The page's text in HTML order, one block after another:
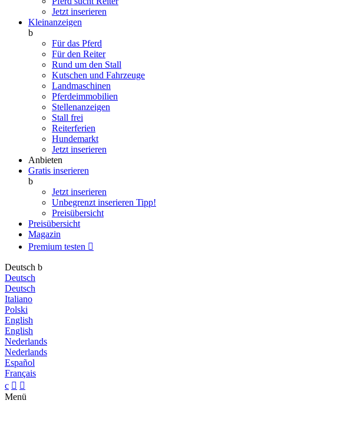
Jetzt inserieren
Kleinanzeigen
b
Für das Pferd
Für den Reiter
Rund um den Stall
Kutschen und Fahrzeuge
Landmaschinen
Pferdeimmobilien
Stellenanzeigen
Stall frei
Reiterferien
Hundemarkt
Jetzt inserieren
Anbieten
Gratis inserieren
b
Jetzt inserieren
Unbegrenzt inserieren Tipp!
Preisübersicht
Preisübersicht
Magazin
Premium testen 
Deutsch b
Deutsch
Deutsch
Italiano
Polski
English
English
Nederlands
Nederlands
Español
Français
c  
Menü